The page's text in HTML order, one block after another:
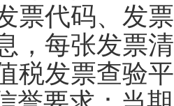
票代码、发
，每张发票
税发票查验